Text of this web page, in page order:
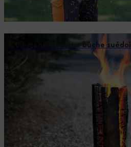
Comment faire une bûche